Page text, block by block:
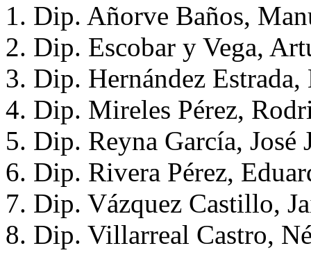
1. Dip. Añorve Baños,
2. Dip. Escobar y Vega,
3. Dip. Hernández
4. Dip. Mireles Pérez,
5. Dip. Reyna García, José
6. Dip. Rivera Pérez,
7. Dip. Vázquez Castillo,
8. Dip. Villarreal Castro,